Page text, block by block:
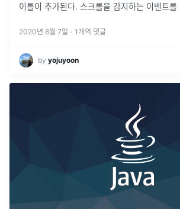
이틀이 추가된다. 스크롤을 감지하는 이벤트를
에...
2020년 8월 7일 · 1 개의 댓글
by yojuyoon